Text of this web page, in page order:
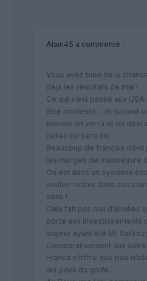
Alain45 a commenté :
Vous avez bien de la
déjà les résultats de mai !
Ce qui s’est passé aux
être modeste …et surtout
Ensuite on verra et on
celle) qui sera élu.
Beaucoup de français
les marges de manoeuvre
On est dans un système
vouloir rester dans son
sens !
Cela fait pas mal d’années
porte aux investissements
majeur ayant été Mr
Comparativement aux
France n’offre que peu
les pays du golfe.